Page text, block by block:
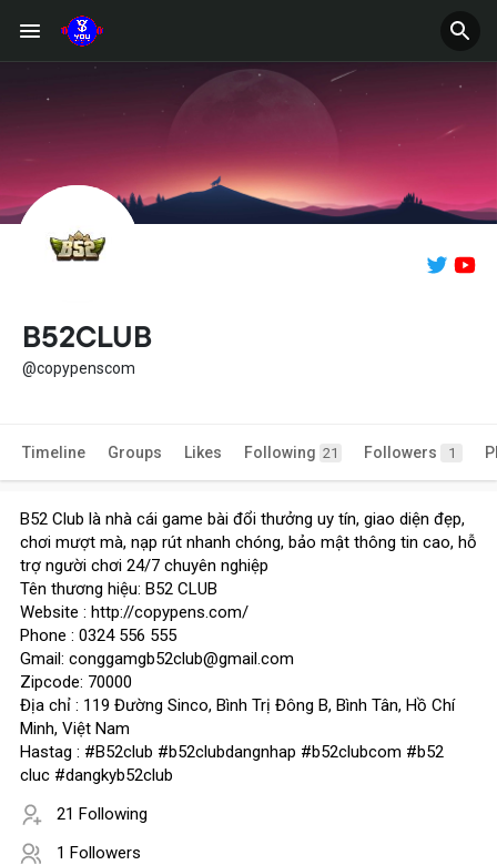
B52CLUB
@copypenscom
Timeline Groups Likes Following 21 Followers 1
B52 Club là nhà cái game bài đổi thưởng uy tín, giao diện đẹp,
chơi mượt mà, nạp rút nhanh chóng, bảo mật thông tin cao, hỗ
trợ người chơi 24/7 chuyên nghiệp
Tên thương hiệu: B52 CLUB
Website : http://copypens.com/
Phone : 0324 556 555
Gmail: conggamgb52club@gmail.com
Zipcode: 70000
Địa chỉ : 119 Đường Sinco, Bình Trị Đông B, Bình Tân, Hồ Chí
Minh, Việt Nam
Hastag : #B52club #b52clubdangnhap #b52clubcom #b52
cluc #dangkyb52club
21 Following
1 Followers